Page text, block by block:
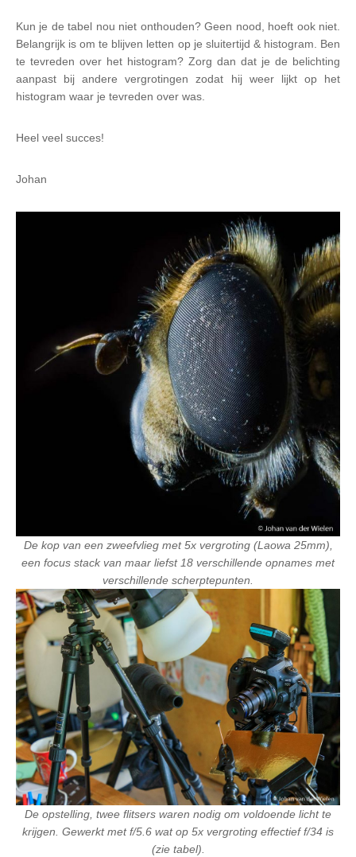
Kun je de tabel nou niet onthouden? Geen nood, hoeft ook niet.
Belangrijk is om te blijven letten op je sluitertijd & histogram. Ben
te tevreden over het histogram? Zorg dan dat je de belichting
aanpast bij andere vergrotingen zodat hij weer lijkt op het
histogram waar je tevreden over was.
Heel veel succes!
Johan
De kop van een zweefvlieg met 5x vergroting (Laowa 25mm),
een focus stack van maar liefst 18 verschillende opnames met
verschillende scherptepunten.
De opstelling, twee flitsers waren nodig om voldoende licht te
krijgen. Gewerkt met f/5.6 wat op 5x vergroting effectief f/34 is
(zie tabel).